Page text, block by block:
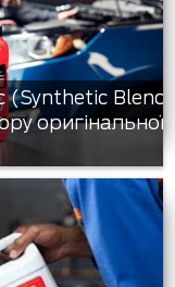
(Synthetic Blend
оригінальної